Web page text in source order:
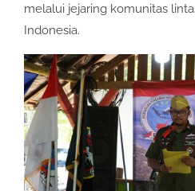
melalui jejaring komunitas
Indonesia.